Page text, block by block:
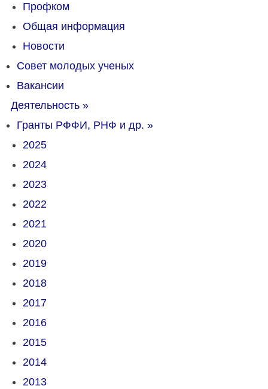
Профком
Общая информация
Новости
Совет молодых ученых
Вакансии
Деятельность »
Гранты РФФИ, РНФ и др. »
2025
2024
2023
2022
2021
2020
2019
2018
2017
2016
2015
2014
2013